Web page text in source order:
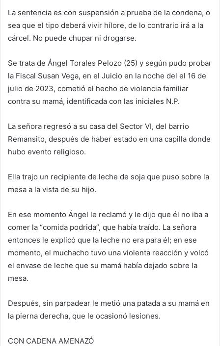
La sentencia es con suspensión a prueba de la condena, o
sea que el tipo deberá vivir hílore, de lo contrario irá a la
cárcel. No puede chupar ni drogarse.
Se trata de Ángel Torales Pelozo (25) y según pudo probar
la Fiscal Susan Vega, en el Juicio en la noche del el 16 de
julio de 2023, cometió el hecho de violencia familiar
contra su mamá, identificada con las iniciales N.P.
La señora regresó a su casa del Sector VI, del barrio
Remansito, después de haber estado en una capilla donde
hubo evento religioso.
Ella trajo un recipiente de leche de soja que puso sobre la
mesa a la vista de su hijo.
En ese momento Ángel le reclamó y le dijo que él no iba a
comer la “comida podrida”, que había traído. La señora
entonces le explicó que la leche no era para él; en ese
momento, el muchacho tuvo una violenta reacción y volcó
el envase de leche que su mamá había dejado sobre la
mesa.
Después, sin parpadear le metió una patada a su mamá en
la pierna derecha, que le ocasionó lesiones.
CON CADENA AMENAZÓ